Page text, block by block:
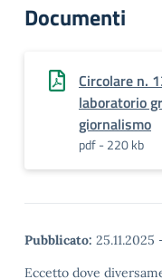
Documenti
Circolare n.
laboratorio
giornalismo
pdf - 220 kb
Pubblicato: 25.11.2025
Eccetto dove